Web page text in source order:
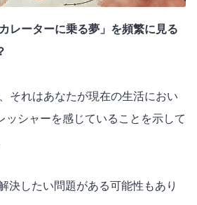
レーターに乗る夢」を頻繁に見る
それはあなたが現在の生活におい
ッシャーを感じていることを示して
決したい問題がある可能性もあり